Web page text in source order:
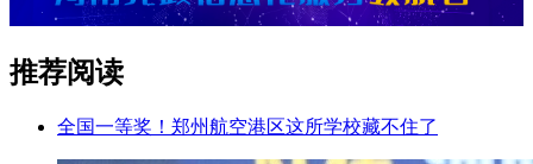
推荐阅读
全国一等奖！郑州航空港区这所学校藏不住了